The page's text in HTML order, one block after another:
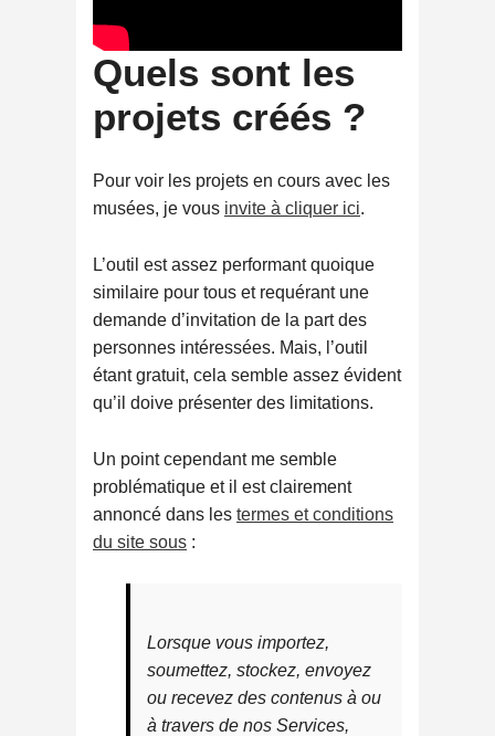
Quels sont les
projets créés ?
Pour voir les projets en cours avec les
musées, je vous invite à cliquer ici.
L’outil est assez performant quoique
similaire pour tous et requérant une
demande d’invitation de la part des
personnes intéressées. Mais, l’outil
étant gratuit, cela semble assez évident
qu’il doive présenter des limitations.
Un point cependant me semble
problématique et il est clairement
annoncé dans les termes et conditions
du site sous :
Lorsque vous importez,
soumettez, stockez, envoyez
ou recevez des contenus à ou
à travers de nos Services,